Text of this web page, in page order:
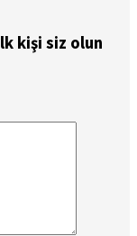
kişi siz olun